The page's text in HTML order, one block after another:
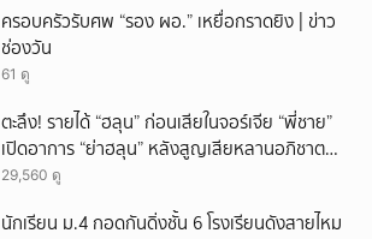
เพื่อน และสื่อโซเ
ครอบครัวรับศพ “รอง ผอ.” เหยื่อกราดยิง | ข่าว
ช่องวัน
61 ดู
ตะลึง! รายได้ “ฮลุน” ก่อนเสียในจอร์เจีย “พี่ชาย”
เปิดอาการ “ย่าฮลุน” หลังสูญเสียหลานอภิชาต
บุตร!
29,560 ดู
นักเรียน ม.4 กอดกันดิ่งชั้น 6 โรงเรียนดังสายไหม